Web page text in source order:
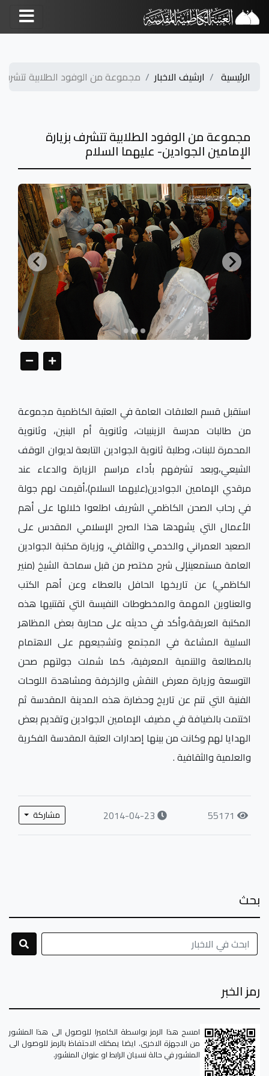
الرئيسية ارشيف الاخبار مجموعة من الوفود الطلابية تتشرف
مجموعة من الوفود الطلابية تتشرف بزيارة
الإمامين الجوادين- عليهما السلام
استقبل قسم العلاقات العامة في العتبة الكاظمية مجموعة
من طالبات مدرسة الزينبيات، وثانوية أم البنين، وثانوية
المحمرة للبنات، وطلبة ثانوية الجوادين التابعة لديوان الوقف
الشيعي،وبعد تشرفهم بأداء مراسم الزيارة والدعاء عند
مرقدي الإمامين الجوادين(عليهما السلام)،أقيمت لهم جولة
في رحاب الصحن الكاظمي الشريف اطلعوا خلالها على أهم
الأعمال التي يشهدها هذا الصرح الإسلامي المقدس على
الصعيد العمراني والخدمي والثقافي، وزيارة مكتبة الجوادين
العامة مستمعينإلى شرح مختصر من قبل سماحة الشيخ (منير
الكاظمي) عن تاريخها الحافل بالعطاء وعن أهم الكتب
والعناوين المهمة والمخطوطات النفيسة التي تقتنيها هذه
المكتبة العريقة،وأكد في حديثه على محاربة بعض المظاهر
السلبية المشاعة في المجتمع وتشجيعهم على الاهتمام
بالمطالعة والتنمية المعرفية، كما شملت جولتهم صحن
التوسعة وزيارة معرض النقش والزخرفة ومشاهدة اللوحات
الفنية التي تنم عن تاريخ وحضارة هذه المدينة المقدسة ثم
اختتمت بالضيافة في مضيف الإمامين الجوادين وتقديم بعض
الهدايا لهم وكانت من بينها إصدارات العتبة المقدسة الفكرية
والعلمية والثقافية .
55171
2014-04-23 مشاركة
بحث
رمز الخبر
امسح هذا الرمز بواسطة الكاميرا للوصول الى هذا المنشور
من الاجهزة الاخرى. ايضا يمكنك الاحتفاظ بالرمز للوصول الى
المنشور في حالة نسيان الرابط او عنوان المنشور.